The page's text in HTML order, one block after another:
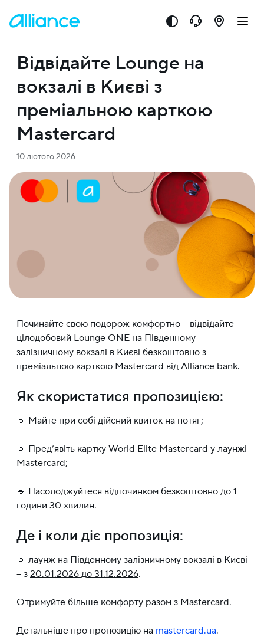
Відвідайте Lounge на
вокзалі в Києві з
преміальною карткою
Mastercard
10 лютого 2026
Починайте свою подорож комфортно – відвідайте
цілодобовий Lounge ONE на Південному
залізничному вокзалі в Києві безкоштовно з
преміальною карткою Mastercard від Alliance bank.
Як скористатися пропозицією:
🔹 Майте при собі дійсний квиток на потяг;
🔹 Пред’явіть картку World Elite Mastercard у лаунжі
Mastercard;
🔹 Насолоджуйтеся відпочинком безкоштовно до 1
години 30 хвилин.
Де і коли діє пропозиція:
🔹 лаунж на Південному залізничному вокзалі в Києві
– з 20.01.2026 до 31.12.2026.
Отримуйте більше комфорту разом з Mastercard.
Детальніше про пропозицію на mastercard.ua.